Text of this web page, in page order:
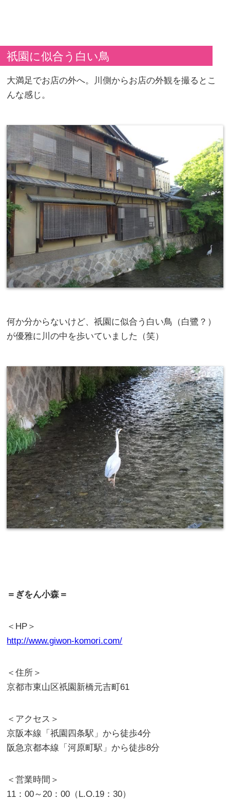
祇園に似合う白い鳥
大満足でお店の外へ。川側からお店の外観を撮るとこ
んな感じ。
何か分からないけど、祇園に似合う白い鳥（白鷺？）
が優雅に川の中を歩いていました（笑）
＝ぎをん小森＝
＜HP＞
http://www.giwon-komori.com/
＜住所＞
京都市東山区祇園新橋元吉町61
＜アクセス＞
京阪本線「祇園四条駅」から徒歩4分
阪急京都本線「河原町駅」から徒歩8分
＜営業時間＞
11：00～20：00（L.O.19：30）